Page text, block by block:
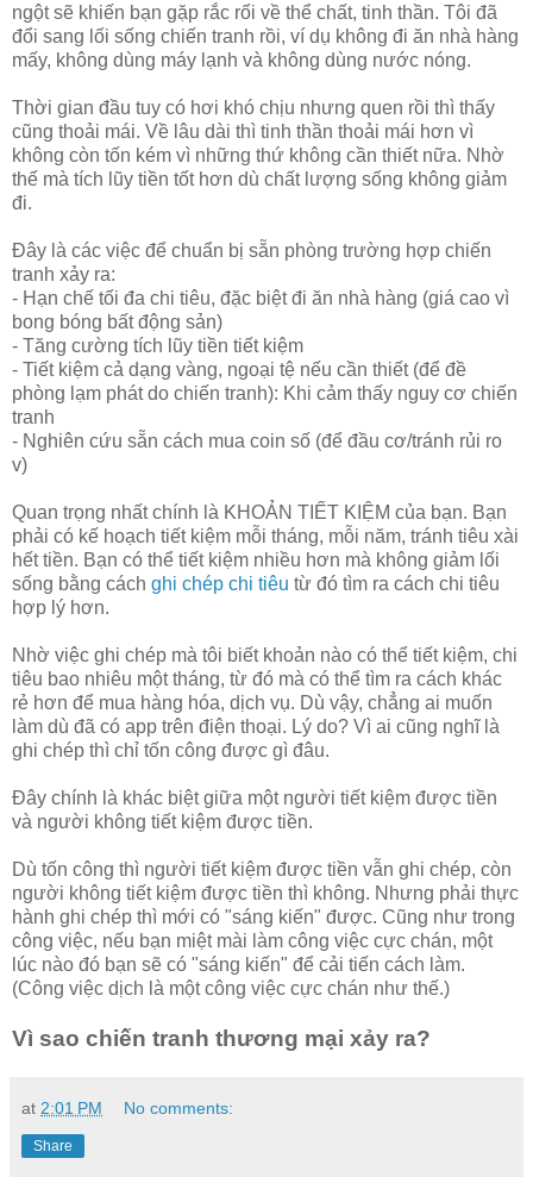
ngột sẽ khiến bạn gặp rắc rối về thể chất, tinh thần. Tôi đã
đổi sang lối sống chiến tranh rồi, ví dụ không đi ăn nhà hàng
mấy, không dùng máy lạnh và không dùng nước nóng.
Thời gian đầu tuy có hơi khó chịu nhưng quen rồi thì thấy
cũng thoải mái. Về lâu dài thì tinh thần thoải mái hơn vì
không còn tốn kém vì những thứ không cần thiết nữa. Nhờ
thế mà tích lũy tiền tốt hơn dù chất lượng sống không giảm
đi.
Đây là các việc để chuẩn bị sẵn phòng trường hợp chiến
tranh xảy ra:
- Hạn chế tối đa chi tiêu, đặc biệt đi ăn nhà hàng (giá cao vì
bong bóng bất động sản)
- Tăng cường tích lũy tiền tiết kiệm
- Tiết kiệm cả dạng vàng, ngoại tệ nếu cần thiết (để đề
phòng lạm phát do chiến tranh): Khi cảm thấy nguy cơ chiến
tranh
- Nghiên cứu sẵn cách mua coin số (để đầu cơ/tránh rủi ro
v)
Quan trọng nhất chính là KHOẢN TIẾT KIỆM của bạn. Bạn
phải có kế hoạch tiết kiệm mỗi tháng, mỗi năm, tránh tiêu xài
hết tiền. Bạn có thể tiết kiệm nhiều hơn mà không giảm lối
sống bằng cách ghi chép chi tiêu từ đó tìm ra cách chi tiêu
hợp lý hơn.
Nhờ việc ghi chép mà tôi biết khoản nào có thể tiết kiệm, chi
tiêu bao nhiêu một tháng, từ đó mà có thể tìm ra cách khác
rẻ hơn để mua hàng hóa, dịch vụ. Dù vậy, chẳng ai muốn
làm dù đã có app trên điện thoại. Lý do? Vì ai cũng nghĩ là
ghi chép thì chỉ tốn công được gì đâu.
Đây chính là khác biệt giữa một người tiết kiệm được tiền
và người không tiết kiệm được tiền.
Dù tốn công thì người tiết kiệm được tiền vẫn ghi chép, còn
người không tiết kiệm được tiền thì không. Nhưng phải thực
hành ghi chép thì mới có "sáng kiến" được. Cũng như trong
công việc, nếu bạn miệt mài làm công việc cực chán, một
lúc nào đó bạn sẽ có "sáng kiến" để cải tiến cách làm.
(Công việc dịch là một công việc cực chán như thế.)
Vì sao chiến tranh thương mại xảy ra?
at 2:01 PM No comments:
Share